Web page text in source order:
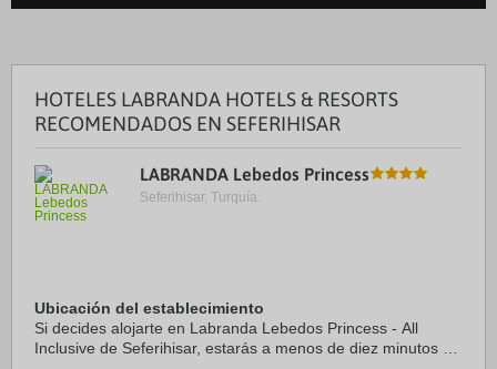
HOTELES LABRANDA HOTELS & RESORTS
RECOMENDADOS EN SEFERIHISAR
LABRANDA Lebedos Princess
Seferihisar, Turquía.
Ubicación del establecimiento
Si decides alojarte en Labranda Lebedos Princess - All
Inclusive de Seferihisar, estarás a menos de diez minutos en